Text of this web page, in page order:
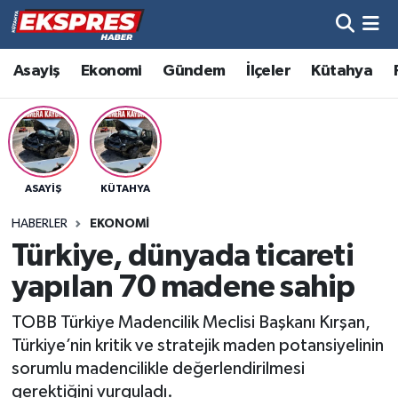
Asayiş Ekonomi Gündem İlçeler Kütahya
ASAYIŞ KÜTAHYA
HABERLER EKONOMI
Türkiye, dünyada ticareti
yapılan 70 madene sahip
TOBB Türkiye Madencilik Meclisi Başkanı Kırşan,
Türkiye’nin kritik ve stratejik maden potansiyelinin
sorumlu madencilikle değerlendirilmesi
gerektiğini vurguladı.
Altıntaş
Asayiş
Aslanapa
Bölge
Çavdarhisar
Domaniç
Dumlupınar
Hava Durumu
Trafik Durumu
Süper Lig Puan Durumu ve Fikstür
Son Dakika Haberleri
Haber Arşivi